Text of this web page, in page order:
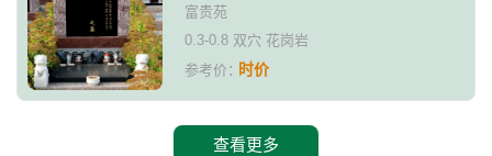
富贵苑
0.3-0.8 双穴 花岗岩
参考价：时价
查看更多